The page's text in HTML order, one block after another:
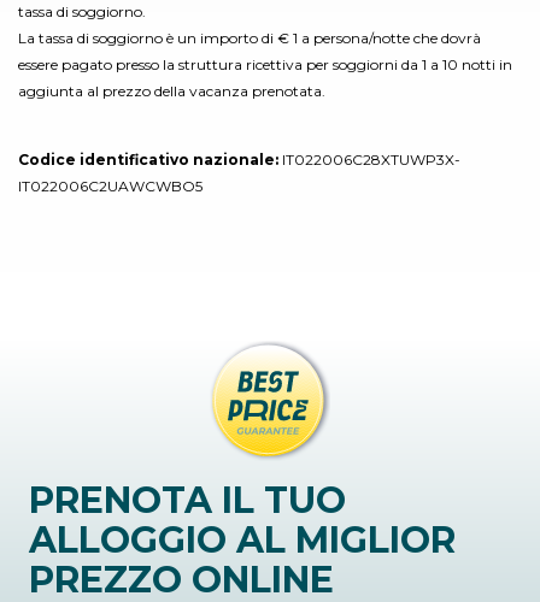
tassa di soggiorno.
La tassa di soggiorno è un importo di € 1 a persona/notte che dovrà
essere pagato presso la struttura ricettiva per soggiorni da 1 a 10 notti in
aggiunta al prezzo della vacanza prenotata.
Codice identificativo nazionale: IT022006C28XTUWP3X-
IT022006C2UAWCWBO5
PRENOTA IL TUO
ALLOGGIO AL MIGLIOR
PREZZO ONLINE